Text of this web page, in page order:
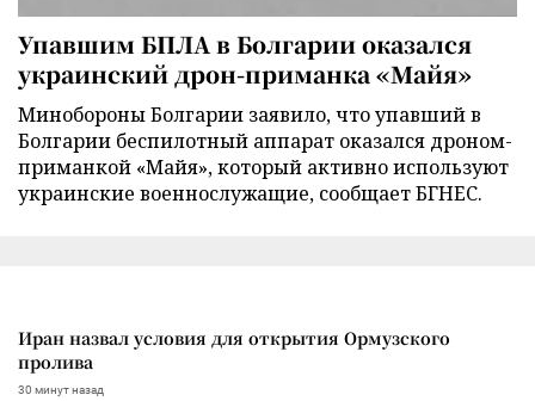
Упавшим БПЛА в Болгарии оказался
украинский дрон-приманка «Майя»
Минобороны Болгарии заявило, что упавший в
Болгарии беспилотный аппарат оказался дроном-
приманкой «Майя», который активно используют
украинские военнослужащие, сообщает БГНЕС.
Иран назвал условия для открытия Ормузского
пролива
30 минут назад